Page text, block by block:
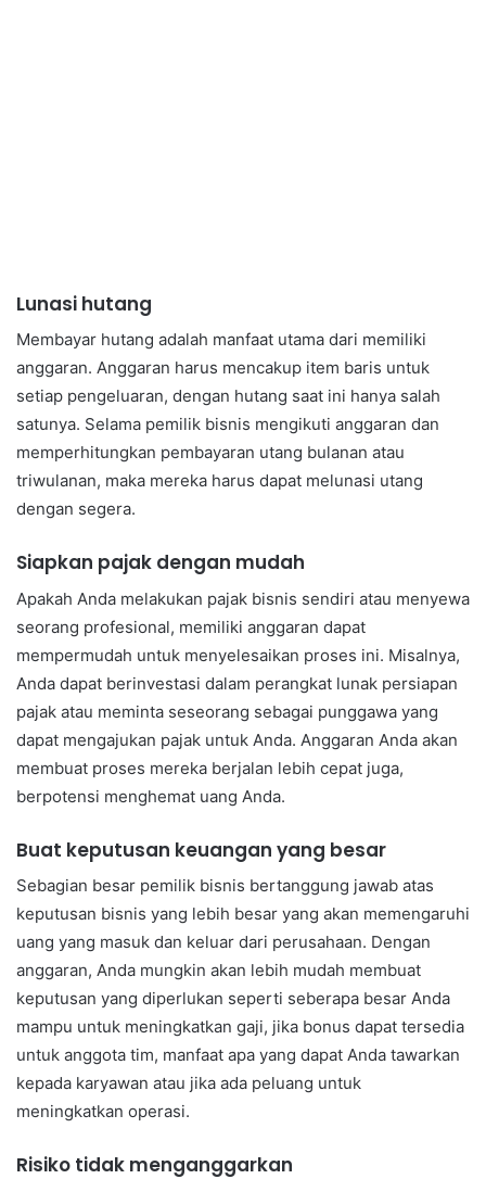
Lunasi hutang
Membayar hutang adalah manfaat utama dari memiliki
anggaran. Anggaran harus mencakup item baris untuk
setiap pengeluaran, dengan hutang saat ini hanya salah
satunya. Selama pemilik bisnis mengikuti anggaran dan
memperhitungkan pembayaran utang bulanan atau
triwulanan, maka mereka harus dapat melunasi utang
dengan segera.
Siapkan pajak dengan mudah
Apakah Anda melakukan pajak bisnis sendiri atau menyewa
seorang profesional, memiliki anggaran dapat
mempermudah untuk menyelesaikan proses ini. Misalnya,
Anda dapat berinvestasi dalam perangkat lunak persiapan
pajak atau meminta seseorang sebagai punggawa yang
dapat mengajukan pajak untuk Anda. Anggaran Anda akan
membuat proses mereka berjalan lebih cepat juga,
berpotensi menghemat uang Anda.
Buat keputusan keuangan yang besar
Sebagian besar pemilik bisnis bertanggung jawab atas
keputusan bisnis yang lebih besar yang akan memengaruhi
uang yang masuk dan keluar dari perusahaan. Dengan
anggaran, Anda mungkin akan lebih mudah membuat
keputusan yang diperlukan seperti seberapa besar Anda
mampu untuk meningkatkan gaji, jika bonus dapat tersedia
untuk anggota tim, manfaat apa yang dapat Anda tawarkan
kepada karyawan atau jika ada peluang untuk
meningkatkan operasi.
Risiko tidak menganggarkan